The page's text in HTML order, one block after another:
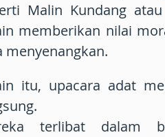
Malin Kundang
memberikan nilai
menyenangkan.
itu, upacara adat
terlibat dalam